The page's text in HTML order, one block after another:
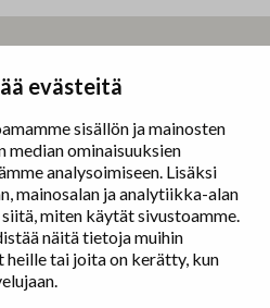
evästeitä
sisällön ja mainosten
median ominaisuuksien
analysoimiseen. Lisäksi
mainosalan ja analytiikka-alan
miten käytät sivustoamme.
näitä tietoja muihin
tai joita on kerätty, kun